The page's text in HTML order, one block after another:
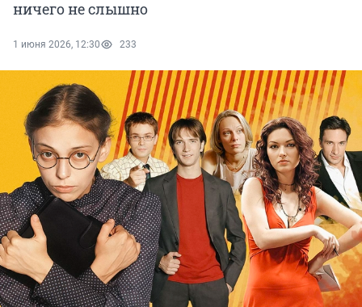
ничего не слышно
1 июня 2026, 12:30 233